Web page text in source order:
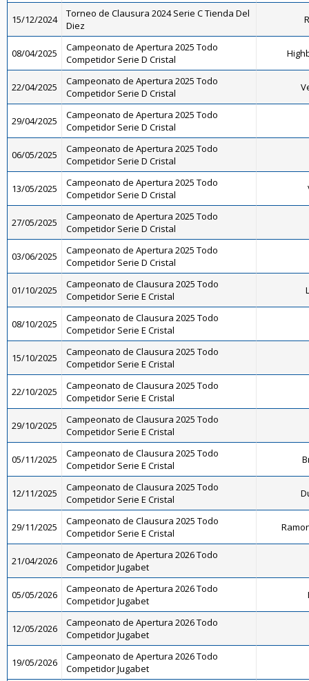
15/12/2024
Torneo de Clausura 2024 Serie C Tienda Del
Diez
08/04/2025
Campeonato de Apertura 2025 Todo
Competidor Serie D Cristal
22/04/2025
Campeonato de Apertura 2025 Todo
Competidor Serie D Cristal
29/04/2025
Campeonato de Apertura 2025 Todo
Competidor Serie D Cristal
06/05/2025
Campeonato de Apertura 2025 Todo
Competidor Serie D Cristal
13/05/2025
Campeonato de Apertura 2025 Todo
Competidor Serie D Cristal
27/05/2025
Campeonato de Apertura 2025 Todo
Competidor Serie D Cristal
03/06/2025
Campeonato de Apertura 2025 Todo
Competidor Serie D Cristal
01/10/2025
Campeonato de Clausura 2025 Todo
Competidor Serie E Cristal
08/10/2025
Campeonato de Clausura 2025 Todo
Competidor Serie E Cristal
15/10/2025
Campeonato de Clausura 2025 Todo
Competidor Serie E Cristal
22/10/2025
Campeonato de Clausura 2025 Todo
Competidor Serie E Cristal
29/10/2025
Campeonato de Clausura 2025 Todo
Competidor Serie E Cristal
05/11/2025
Campeonato de Clausura 2025 Todo
Competidor Serie E Cristal
12/11/2025
Campeonato de Clausura 2025 Todo
Competidor Serie E Cristal
29/11/2025
Campeonato de Clausura 2025 Todo
Competidor Serie E Cristal
21/04/2026
Campeonato de Apertura 2026 Todo
Competidor Jugabet
05/05/2026
Campeonato de Apertura 2026 Todo
Competidor Jugabet
12/05/2026
Campeonato de Apertura 2026 Todo
Competidor Jugabet
19/05/2026
Campeonato de Apertura 2026 Todo
Competidor Jugabet